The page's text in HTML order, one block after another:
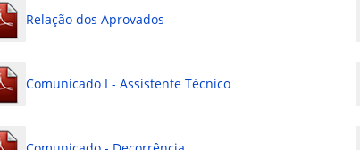
Relação dos Aprovados
Comunicado I - Assistente Técnico